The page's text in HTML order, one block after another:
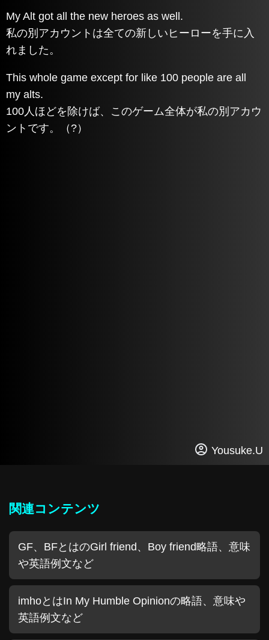
My Alt got all the new heroes as well.
私の別アカウントは全ての新しいヒーローを手に入
れました。
This whole game except for like 100 people are all
my alts.
100人ほどを除けば、このゲーム全体が私の別アカウ
ントです。（?）
Yousuke.U
関連コンテンツ
GF、BFとはのGirl friend、Boy friend略語、意味
や英語例文など
imhoとはIn My Humble Opinionの略語、意味や
英語例文など